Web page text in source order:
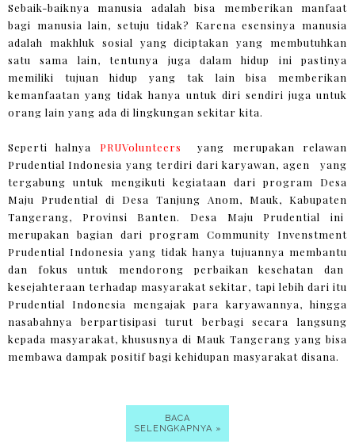
Sebaik-baiknya manusia adalah bisa memberikan manfaat
bagi manusia lain, setuju tidak? Karena esensinya manusia
adalah makhluk sosial yang diciptakan yang membutuhkan
satu sama lain, tentunya juga dalam hidup ini pastinya
memiliki tujuan hidup yang tak lain bisa memberikan
kemanfaatan yang tidak hanya untuk diri sendiri juga untuk
orang lain yang ada di lingkungan sekitar kita.
Seperti halnya PRUVolunteers
yang merupakan relawan
Prudential Indonesia yang terdiri dari karyawan, agen yang
tergabung untuk mengikuti kegiataan dari program Desa
Maju Prudential di Desa Tanjung Anom, Mauk, Kabupaten
Tangerang, Provinsi Banten. Desa Maju Prudential ini
merupakan bagian dari program Community Invenstment
Prudential Indonesia yang tidak hanya tujuannya membantu
dan fokus untuk mendorong perbaikan kesehatan dan
kesejahteraan terhadap masyarakat sekitar, tapi lebih dari itu
Prudential Indonesia mengajak para karyawannya, hingga
nasabahnya berpartisipasi turut berbagi secara langsung
kepada masyarakat, khususnya di Mauk Tangerang yang bisa
membawa dampak positif bagi kehidupan masyarakat disana.
BACA
SELENGKAPNYA »